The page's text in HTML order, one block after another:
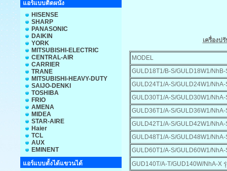
แอร์แบบติดผนัง
HISENSE
SHARP
PANASONIC
DAIKIN
YORK
MITSUBISHI-ELECTRIC
CENTRAL-AIR
CARRIER
TRANE
MITSUBISHI-HEAVY-DUTY
SAIJO-DENKI
TOSHIBA
FRIO
AMENA
MIDEA
STAR-AIRE
Haier
TCL
AUX
EMINENT
แอร์แบบตั้งได้แขวนได้
เครื่องป
MODEL
GULD18T1/B-S/GULD18W1/NhB-
GULD24T1/A-S/GULD24W1/NhA-
GULD30T1/A-S/GULD30W1/NhA-
GULD36T1/A-S/GULD36W1/NhA-
GULD42T1/A-S/GULD42W1/NhA-
GULD48T1/A-S/GULD48W1/NhA-
GULD60T1/A-S/GULD60W1/NhA-
GUD140T/A-T/GUD140W/NhA-X